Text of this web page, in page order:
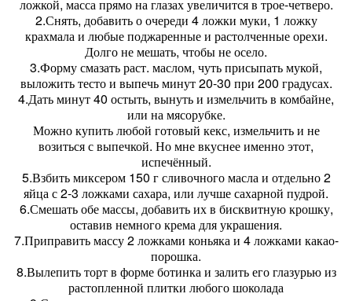
ложкой, масса прямо на глазах увеличится в трое-четверо.
2.Снять, добавить о очереди 4 ложки муки, 1 ложку
крахмала и любые поджаренные и растолченные орехи.
Долго не мешать, чтобы не осело.
3.Форму смазать раст. маслом, чуть присыпать мукой,
выложить тесто и выпечь минут 20-30 при 200 градусах.
4.Дать минут 40 остыть, вынуть и измельчить в комбайне,
или на мясорубке.
Можно купить любой готовый кекс, измельчить и не
возиться с выпечкой. Но мне вкуснее именно этот,
испечённый.
5.Взбить миксером 150 г сливочного масла и отдельно 2
яйца с 2-3 ложками сахара, или лучше сахарной пудрой.
6.Смешать обе массы, добавить их в бисквитную крошку,
оставив немного крема для украшения.
7.Приправить массу 2 ложками коньяка и 4 ложками какао-
порошка.
8.Вылепить торт в форме ботинка и залить его глазурью из
растопленной плитки любого шоколада